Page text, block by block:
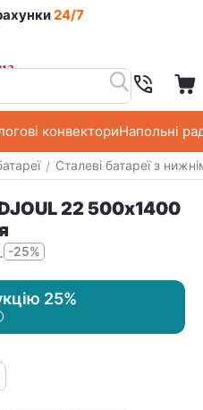
24/7
конвекториНапольні
/ Сталеві батареї з
22 500х1400
-25%
25%